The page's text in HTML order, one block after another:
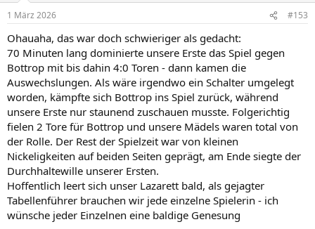
e
:
1 März 2026 #153
Ohauaha, das war doch schwieriger als gedacht:
70 Minuten lang dominierte unsere Erste das Spiel gegen
Bottrop mit bis dahin 4:0 Toren - dann kamen die
Auswechslungen. Als wäre irgendwo ein Schalter umgelegt
worden, kämpfte sich Bottrop ins Spiel zurück, während
unsere Erste nur staunend zuschauen musste. Folgerichtig
fielen 2 Tore für Bottrop und unsere Mädels waren total von
der Rolle. Der Rest der Spielzeit war von kleinen
Nickeligkeiten auf beiden Seiten geprägt, am Ende siegte der
Durchhaltewille unserer Ersten.
Hoffentlich leert sich unser Lazarett bald, als gejagter
Tabellenführer brauchen wir jede einzelne Spielerin - ich
wünsche jeder Einzelnen eine baldige Genesung